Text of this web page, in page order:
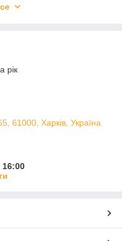
лінією талії;
купити спортивний
для занять
рік
61000, Харків, Україна
16:00